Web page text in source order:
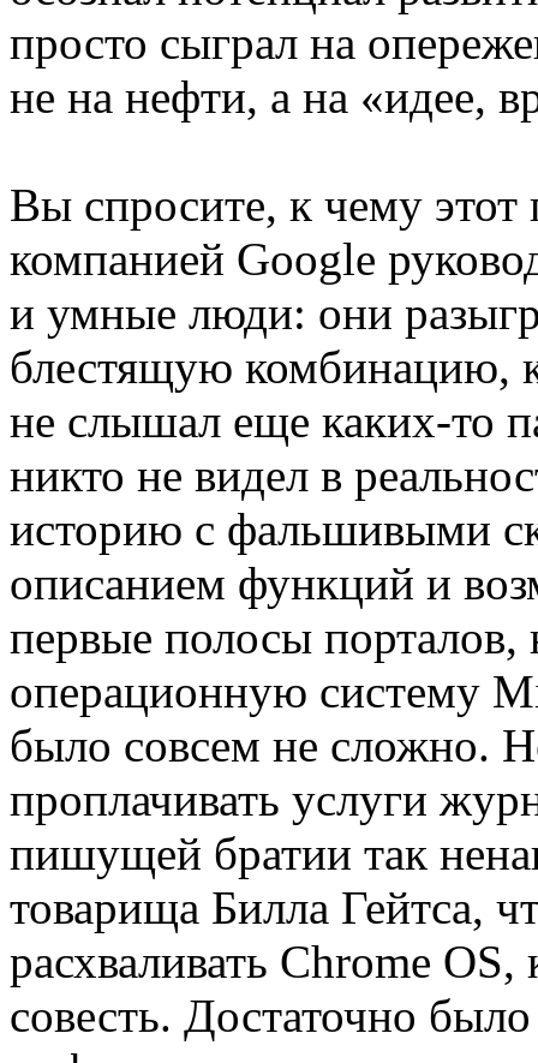
просто сыграл на
не на нефти, а на «идее,
Вы спросите, к чему
компанией Google
и умные люди: они
блестящую комбинацию,
не слышал еще каких-то
никто не видел в
историю с фальшивыми
описанием функций и
первые полосы
операционную систему
было совсем не сложно.
проплачивать услуги
пишущей братии так
товарища Билла Гейтса,
расхваливать Chrome OS,
совесть. Достаточно